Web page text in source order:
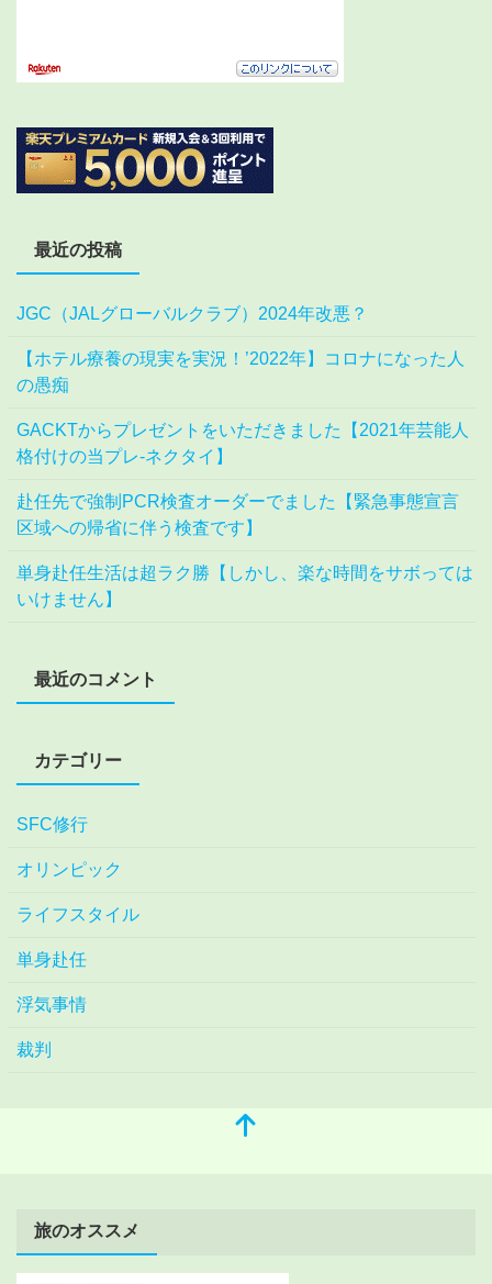
最近の投稿
JGC（JALグローバルクラブ）2024年改悪？
【ホテル療養の現実を実況！’2022年】コロナになった人
の愚痴
GACKTからプレゼントをいただきました【2021年芸能人
格付けの当プレ-ネクタイ】
赴任先で強制PCR検査オーダーでました【緊急事態宣言
区域への帰省に伴う検査です】
単身赴任生活は超ラク勝【しかし、楽な時間をサボっては
いけません】
最近のコメント
カテゴリー
SFC修行
オリンピック
ライフスタイル
単身赴任
浮気事情
裁判
旅のオススメ